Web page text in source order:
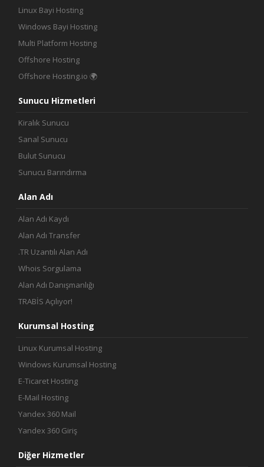
Linux Bayi Hosting
Windows Bayi Hosting
Multi Platform Hosting
Offshore Hosting
Offshore Hosting.io 🌍
Sunucu Hizmetleri
Kiralık Sunucu
Sanal Sunucu
Bulut Sunucu
Sunucu Barındırma
Alan Adı
Alan Adı Kaydı
Alan Adı Transfer
.TR Uzantılı Alan Adı
Whois Sorgulama
Alan Adı Danışmanlığı
TRABİS Açılıyor!
Kurumsal Hosting
Linux Kurumsal Hosting
Windows Kurumsal Hosting
E-Ticaret Hosting
E-Mail Hosting
Yandex 360 Mail
Yandex 360 Giriş
Diğer Hizmetler